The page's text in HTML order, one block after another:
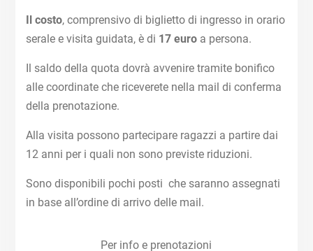
Il costo, comprensivo di biglietto di ingresso in orario
serale e visita guidata, è di 17 euro a persona.
Il saldo della quota dovrà avvenire tramite bonifico
alle coordinate che riceverete nella mail di conferma
della prenotazione.
Alla visita possono partecipare ragazzi a partire dai
12 anni per i quali non sono previste riduzioni.
Sono disponibili pochi posti che saranno assegnati
in base all’ordine di arrivo delle mail.
Per info e prenotazioni